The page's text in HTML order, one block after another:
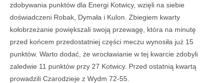
zdobywania punktów dla Energi Kotwicy, wzięli na siebie
doświadczeni Robak, Dymała i Kulon. Zbiegiem kwarty
kołobrzeżanie powiększali swoją przewagę, która na minutę
przed końcem przedostatniej części meczu wynosiła już 15
punktów. Warto dodać, że wrocławianie w tej kwarcie zdobyli
zaledwie 11 punktów przy 27 Kotwicy. Przed ostatnią kwartą
prowadzili Czarodzieje z Wydm 72-55.